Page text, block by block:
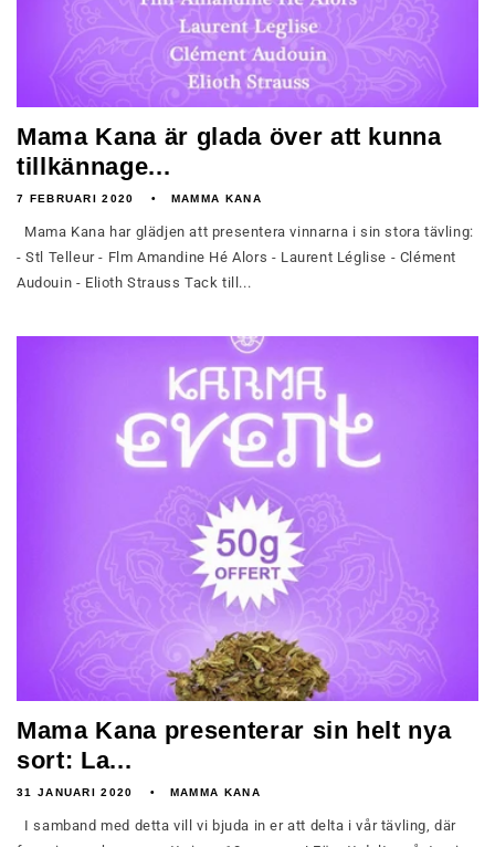
Mama Kana är glada över att kunna
tillkännage...
7 FEBRUARI 2020 MAMMA KANA
Mama Kana har glädjen att presentera vinnarna i sin stora tävling:
- Stl Telleur - Flm Amandine Hé Alors - Laurent Léglise - Clément
Audouin - Elioth Strauss Tack till...
Mama Kana presenterar sin helt nya
sort: La...
31 JANUARI 2020 MAMMA KANA
I samband med detta vill vi bjuda in er att delta i vår tävling, där